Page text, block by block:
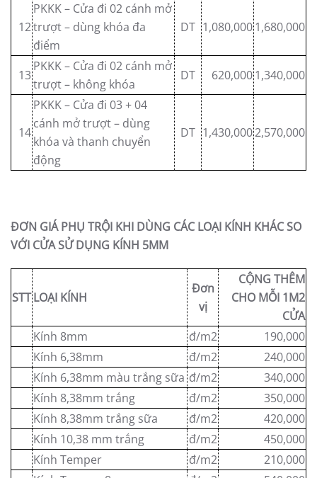
12
PKKK – Cửa đi 02 cánh mở
trượt – dùng khóa đa
điểm
DT 1,080,0001,680,000
13
PKKK – Cửa đi 02 cánh mở
trượt – không khóa
DT 620,0001,340,000
14
PKKK – Cửa đi 03 + 04
cánh mở trượt – dùng
khóa và thanh chuyển
động
DT 1,430,0002,570,000
ĐƠN GIÁ PHỤ TRỘI KHI DÙNG CÁC LOẠI KÍNH KHÁC SO
VỚI CỬA SỬ DỤNG KÍNH 5MM
STTLOẠI KÍNH
Đơn
vị
CỘNG THÊM
CHO MỖI 1M2
CỬA
Kính 8mm
đ/m2
190,000
Kính 6,38mm
đ/m2
240,000
Kính 6,38mm màu trắng sữa đ/m2
340,000
Kính 8,38mm trắng
đ/m2
350,000
Kính 8,38mm trắng sữa
đ/m2
420,000
Kính 10,38 mm trắng
đ/m2
450,000
Kính Temper
đ/m2
210,000